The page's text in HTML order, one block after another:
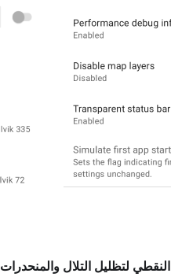
النقطي لتظليل التلال والمنحدرات